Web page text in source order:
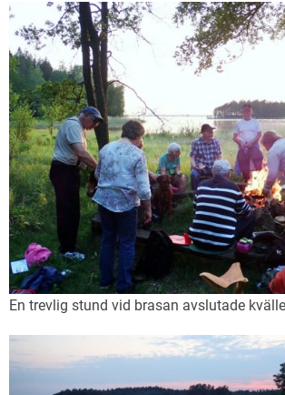
En trevlig stund vid brasan avslutade